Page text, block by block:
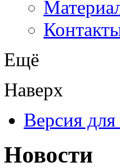
Ещё
Наверх
Версия
Новости